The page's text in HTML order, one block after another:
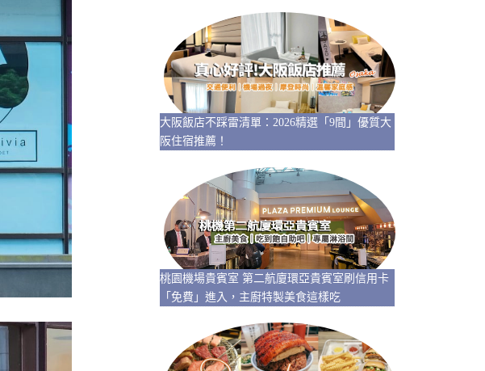
大阪飯店不踩雷清單：2026精選「9間」優質大
阪住宿推薦！
桃園機場貴賓室 第二航廈環亞貴賓室刷信用卡
「免費」進入，主廚特製美食這樣吃